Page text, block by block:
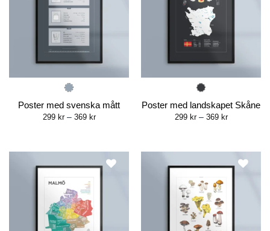
Poster med svenska mått
299 kr – 369 krPrice
Poster med landskapet Skåne
299 kr – 369 krPrice